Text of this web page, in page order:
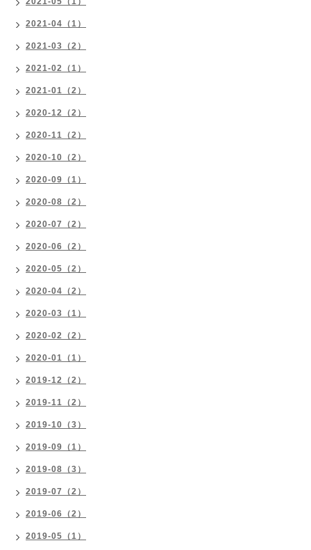
2021-04（1）
2021-03（2）
2021-02（1）
2021-01（2）
2020-12（2）
2020-11（2）
2020-10（2）
2020-09（1）
2020-08（2）
2020-07（2）
2020-06（2）
2020-05（2）
2020-04（2）
2020-03（1）
2020-02（2）
2020-01（1）
2019-12（2）
2019-11（2）
2019-10（3）
2019-09（1）
2019-08（3）
2019-07（2）
2019-06（2）
2019-05（1）